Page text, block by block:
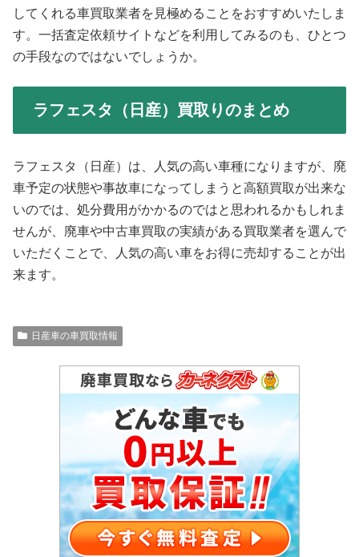
してくれる車買取業者を見極めることをおすすめいたしま
す。一括査定依頼サイトなどを利用してみるのも、ひとつ
の手段なのではないでしょうか。
ラフェスタ（日産）買取りのまとめ
ラフェスタ（日産）は、人気の高い車種になりますが、廃
車予定の状態や事故車になってしまうと高額買取が出来な
いのでは、処分費用がかかるのではと思われるかもしれま
せんが、廃車や中古車買取の実績がある買取業者を選んで
いただくことで、人気の高い車をお得に売却することが出
来ます。
日産車の車買取情報